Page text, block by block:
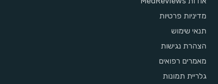
מדיניות פרטיות
תנאי שימוש
הצהרת נגישות
מאמרים רפואים
גלריית תמונות